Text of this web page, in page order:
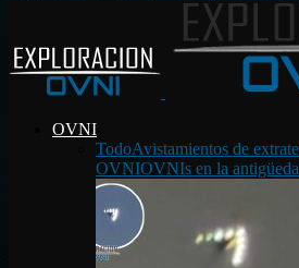
OVNI
TodoAvistamientos de
OVNIOVNIs en la